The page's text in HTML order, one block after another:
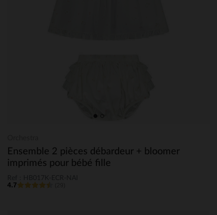
Ensemble 2 pièces débardeur + bloomer
imprimés pour bébé fille
4.7